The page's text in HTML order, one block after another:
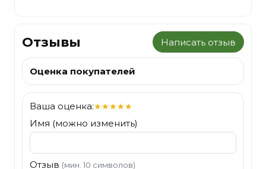
Отзывы Написать отзыв
Оценка покупателей
Ваша оценка:★★★★★
Имя (можно изменить)
Отзыв (мин. 10 символов)